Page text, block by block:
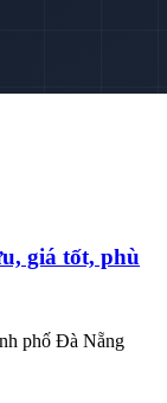
giá tốt, phù
phố Đà Nẵng